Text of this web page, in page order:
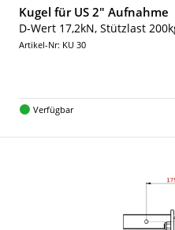
Kugel für US 2" Aufnahme
D-Wert 17,2kN, Stützlast
Artikel-Nr: KU 30
Verfügbar